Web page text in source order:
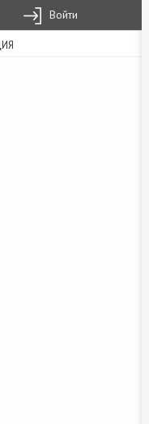
Войти